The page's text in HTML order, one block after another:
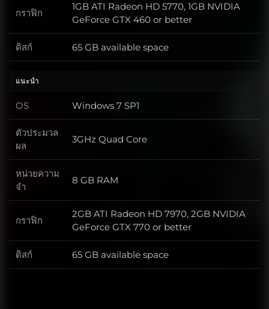
กราฟิก กราฟิก
1GB ATI Radeon HD 5770, 1GB NVIDIA
GeForce GTX 460 or better
ดิสก์ ดิสก์
65 GB available space
แนะนำ
OS OS
Windows 7 SP1
ตัวประมวล
ผล
ตัวประมวลผล
3GHz Quad Core
หน่วยความ
จำ
หน่วยความจำ
8 GB RAM
กราฟิก กราฟิก
2GB ATI Radeon HD 7970, 2GB NVIDIA
GeForce GTX 770 or better
ดิสก์ ดิสก์
65 GB available space